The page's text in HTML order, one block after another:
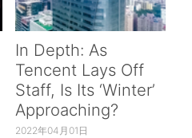
In Depth: As
Tencent Lays Off
Staff, Is Its ‘Winter’
Approaching?
2022年04月01日